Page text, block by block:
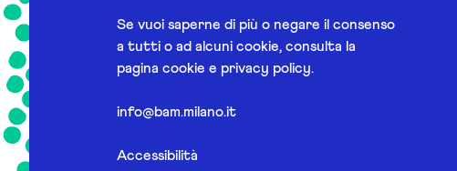
Se vuoi saperne di più o negare il consenso
a tutti o ad alcuni cookie, consulta la
pagina cookie e privacy policy.
info@bam.milano.it
Accessibilità